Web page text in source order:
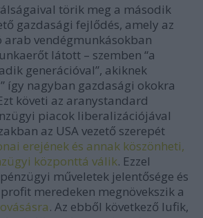
törik meg a második
gazdasági fejlődés, amely az
vendégmunkásokban
látott – szemben “a
generációval”, akiknek
így nagyban gazdasági okokra
követi az aranystandard
piacok liberalizációjával
az USA vezető szerepét
erejének és annak köszönheti,
központtá válik. Ezzel
műveletek jelentősége és
meredeken megnövekszik a
. Az ebből következő lufik,